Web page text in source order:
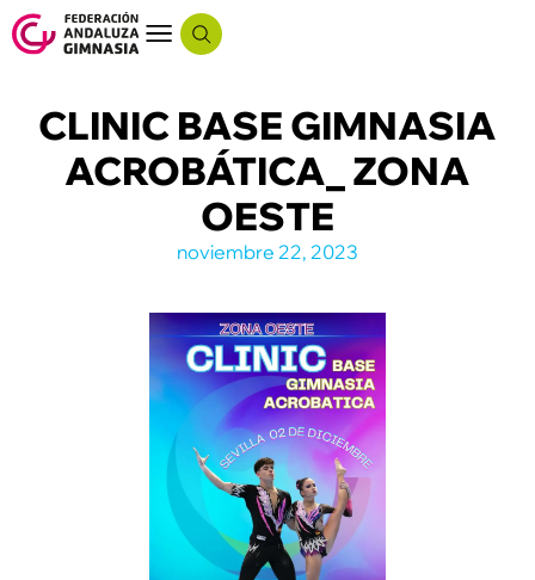
CLINIC BASE GIMNASIA
ACROBÁTICA_ ZONA
OESTE
noviembre 22, 2023